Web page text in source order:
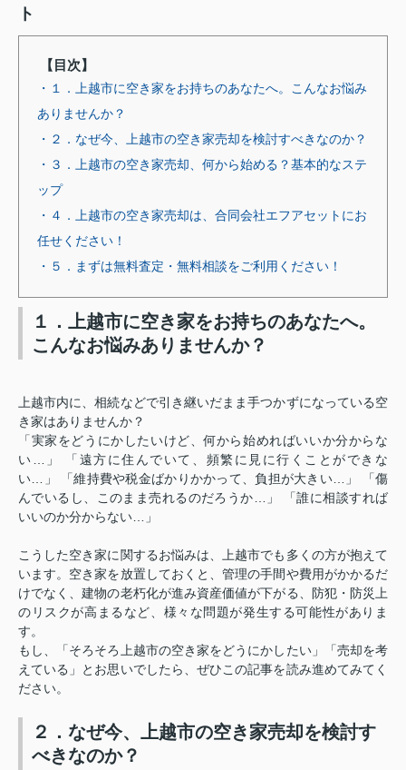
ト
【目次】
・１．上越市に空き家をお持ちのあなたへ。こんなお悩み
ありませんか？
・２．なぜ今、上越市の空き家売却を検討すべきなのか？
・３．上越市の空き家売却、何から始める？基本的なステ
ップ
・４．上越市の空き家売却は、合同会社エフアセットにお
任せください！
・５．まずは無料査定・無料相談をご利用ください！
１．上越市に空き家をお持ちのあなたへ。
こんなお悩みありませんか？
上越市内に、相続などで引き継いだまま手つかずになっている空
き家はありませんか？
「実家をどうにかしたいけど、何から始めればいいか分からな
い
」 「遠方に住んでいて、頻繁に見に行くことができな
い
」 「維持費や税金ばかりかかって、負担が大きい…
」 「傷
んでいるし、このまま売れるのだろうか
」 「誰に相談すれば
いいのか分からない
」
こうした空き家に関するお悩みは、上越市でも多くの方が抱えて
います。空き家を放置しておくと、管理の手間や費用がかかるだ
けでなく、建物の老朽化が進み資産価値が下がる、防犯・防災上
のリスクが高まるなど、様々な問題が発生する可能性がありま
す。
もし、「そろそろ上越市の空き家をどうにかしたい」「売却を考
えている」とお思いでしたら、ぜひこの記事を読み進めてみてく
ださい。
２．なぜ今、上越市の空き家売却を検討す
べきなのか？